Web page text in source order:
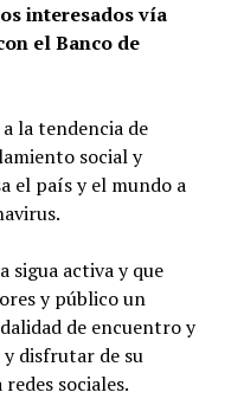
interesados vía
el Banco de
la tendencia de
social y
el país y el mundo a
sigua activa y que
y público un
de encuentro y
disfrutar de su
sociales.